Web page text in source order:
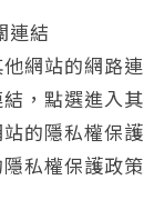
連結
網站的網路
，點選進入
的隱私權保
私權保護政策